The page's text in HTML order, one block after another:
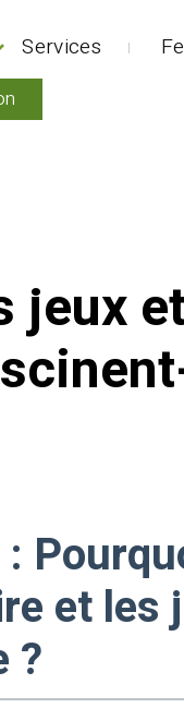
Services
jeux
et les
?